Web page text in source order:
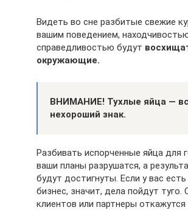
Видеть во сне разбитые свежие
вашим поведением,
справедливостью будут
окружающие.
ВНИМАНИЕ! Тухлые яйца —
нехороший знак.
Разбивать испорченные яйца для
ваши планы разрушатся, а
будут достигнуты. Если у вас
бизнес, значит, дела пойдут туго.
клиентов или партнеры откажутся